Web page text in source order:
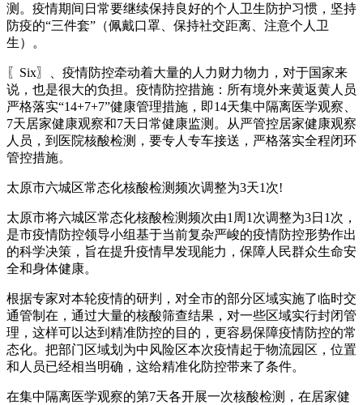
测。疫情期间日常要继续保持良好的个人卫生防护习惯，坚持
防疫的“三件套”（佩戴口罩、保持社交距离、注意个人卫
生）。
〖Six〗、疫情防控牵动着大量的人力财力物力，对于国家来
说，也是很大的负担。疫情防控措施：所有境外来黄返黄人员
严格落实“14+7+7”健康管理措施，即14天集中隔离医学观察、
7天居家健康观察和7天日常健康监测。从严管控居家健康观察
人员，到医院核酸检测，要专人专车接送，严格落实全程闭环
管控措施。
太原市六城区常态化核酸检测频次调整为3天1次!
太原市将六城区常态化核酸检测频次由1周1次调整为3日1次，
是市疫情防控领导小组基于当前复杂严峻的疫情防控形势作出
的科学决策，旨在提升疫情早发现能力，保障人民群众生命安
全和身体健康。
根据专家对本轮疫情的研判，对全市的部分区域实施了临时交
通管制在，通过大量的核酸筛查结果，对一些区域实行封闭管
理，这样可以达到精准防控的目的，更容易保障疫情防控的常
态化。把部门区域划为中风险区本次疫情起于物流园区，位置
和人员已经相当明确，这给精准化防控带来了条件。
在集中隔离医学观察的第7天各开展一次核酸检测，在居家健